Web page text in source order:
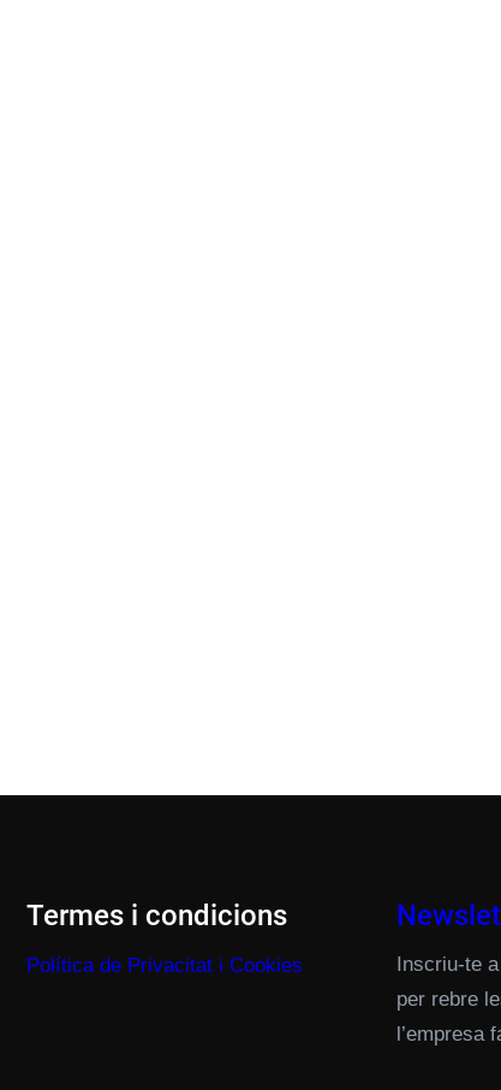
Termes i condicions
Política de Privacitat i Cookies Inscriu-te
per rebre
l’empresa